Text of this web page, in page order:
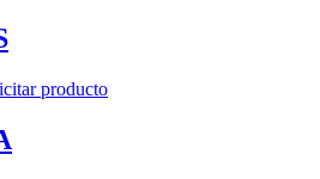
producto